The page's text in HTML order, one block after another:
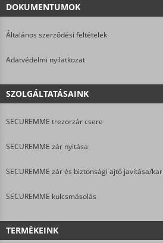
DOKUMENTUMOK
Általános szerződési feltételek
Adatvédelmi nyilatkozat
SZOLGÁLTATÁSAINK
SECUREMME trezorzár csere
SECUREMME zár nyitása
SECUREMME zár és biztonsági ajtó javítása/
SECUREMME kulcsmásolás
TERMÉKEINK